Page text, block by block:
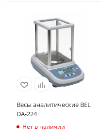
Весы аналитические BEL
DA-224
Нет в наличии